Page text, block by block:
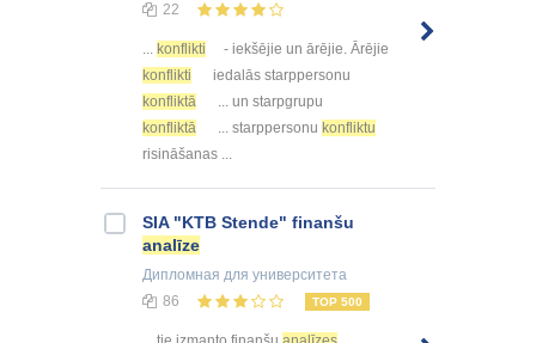
22
... konflikti
- iekšējie un ārējie. Ārējie
konflikti
iedalās starppersonu
konfliktā
... un starpgrupu
konfliktā
... starppersonu konfliktu
risināšanas ...
SIA "KTB Stende" finanšu
analīze
Дипломная для университета
86
TOP 500